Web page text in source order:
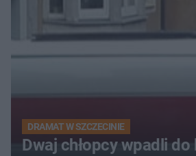
DRAMAT W SZCZECINIE
Dwaj chłopcy wpadli do